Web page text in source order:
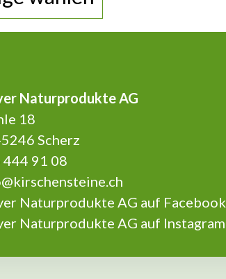
Naturprodukte AG
18
Scherz
444 91 08
Naturprodukte AG auf Facebook
Naturprodukte AG auf Instagram